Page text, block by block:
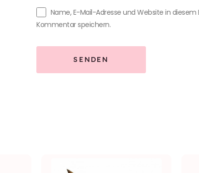
Name, E-Mail-Adresse und Website in
Kommentar speichern.